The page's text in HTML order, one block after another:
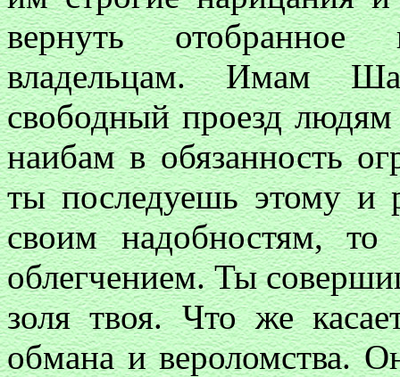
вернуть
владельцам. Имам
свободный проезд
наибам в обязанность
ты последуешь этому и
своим надобностям,
облегчением. Ты
золя твоя. Что же
обмана и вероломства.